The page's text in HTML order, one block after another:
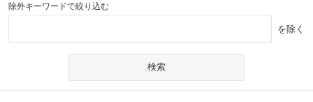
除外キーワードで絞り込む
を除く